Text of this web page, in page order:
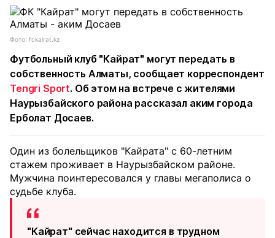
Фото: fckairat.kz
Футбольный клуб "Кайрат" могут передать в
собственность Алматы, сообщает корреспондент
Tengri Sport. Об этом на встрече с жителями
Наурызбайского района рассказал аким города
Ерболат Досаев.
Один из болельщиков "Кайрата" с 60-летним
стажем проживает в Наурызбайском районе.
Мужчина поинтересовался у главы мегаполиса о
судьбе клуба.
"Кайрат" сейчас находится в трудном